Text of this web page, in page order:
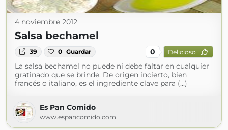
4 noviembre 2012
Salsa bechamel
39 0 Guardar 0 Delicioso
La salsa bechamel no puede ni debe faltar en cualquier
gratinado que se brinde. De origen incierto, bien
francés o italiano, es el ingrediente clave para (...)
Es Pan Comido
www.espancomido.com